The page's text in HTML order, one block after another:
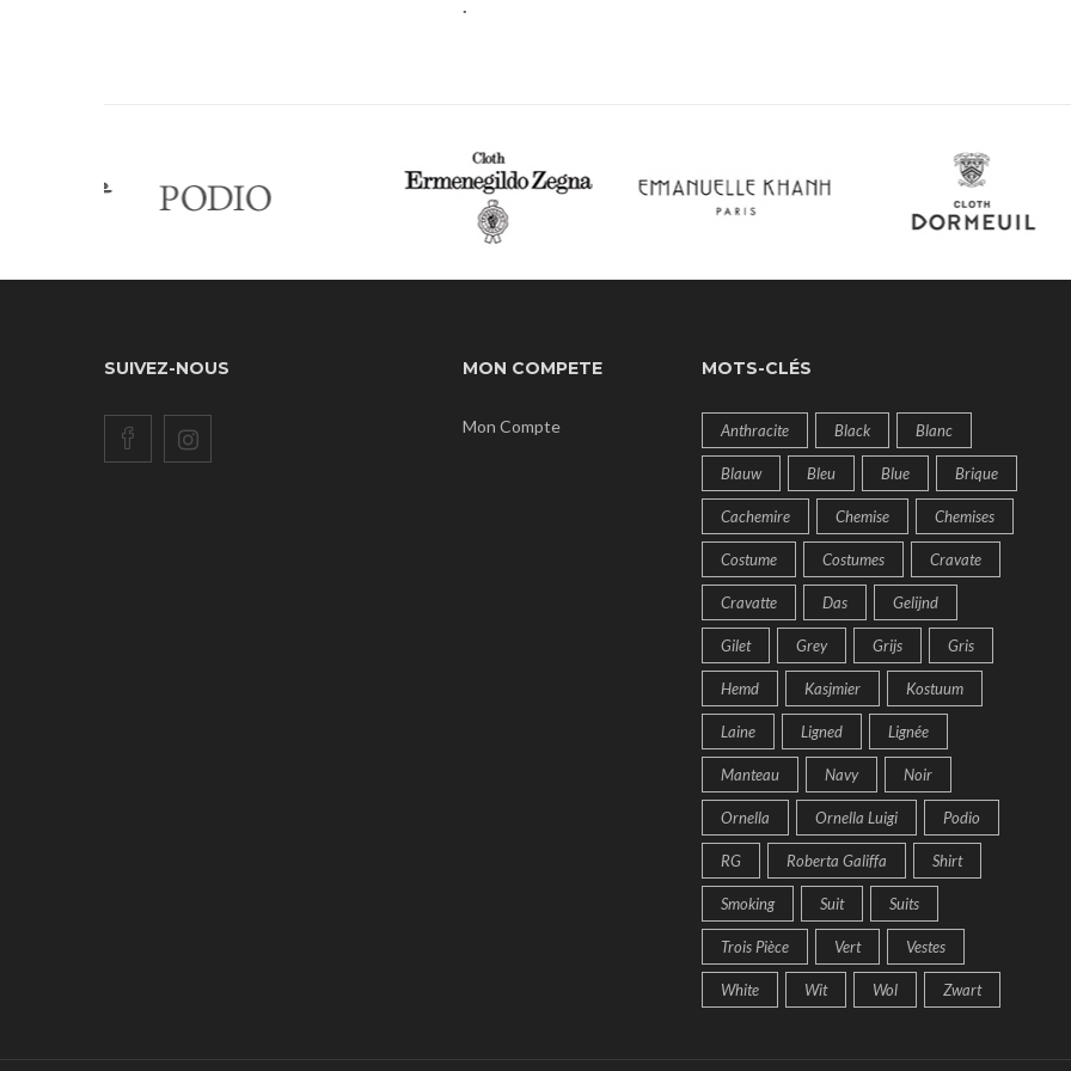
.
SUIVEZ-NOUS MON COMPETE
Mon Compte
MOTS-CLÉS
Anthracite Black Blanc
Blauw Bleu Blue Brique
Cachemire Chemise Chemises
Costume Costumes Cravate
Cravatte Das Gelijnd
Gilet Grey Grijs Gris
Hemd Kasjmier Kostuum
Laine Ligned Lignée
Manteau Navy Noir
Ornella Ornella Luigi Podio
RG Roberta Galiffa Shirt
Smoking Suit Suits
Trois Pièce Vert Vestes
White Wit Wol Zwart